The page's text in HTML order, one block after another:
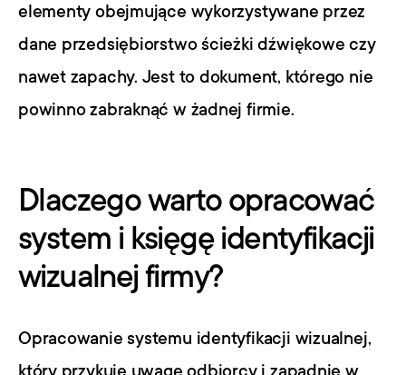
elementy obejmujące wykorzystywane przez
dane przedsiębiorstwo ścieżki dźwiękowe czy
nawet zapachy. Jest to dokument, którego nie
powinno zabraknąć w żadnej firmie.
Dlaczego warto opracować
system i księgę identyfikacji
wizualnej firmy?
Opracowanie systemu identyfikacji wizualnej,